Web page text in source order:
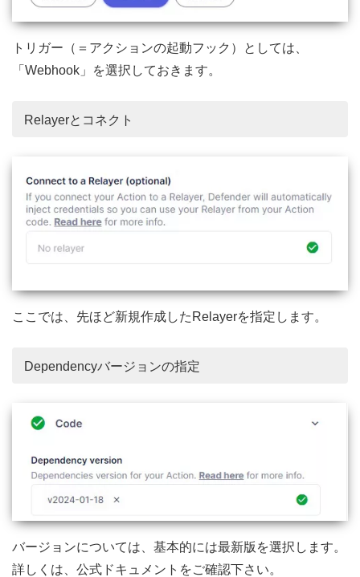
トリガー（＝アクションの起動フック）としては、
「Webhook」を選択しておきます。
Relayerとコネクト
ここでは、先ほど新規作成したRelayerを指定します。
Dependencyバージョンの指定
バージョンについては、基本的には最新版を選択します。
詳しくは、公式ドキュメントをご確認下さい。